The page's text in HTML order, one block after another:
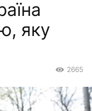
яку
2665